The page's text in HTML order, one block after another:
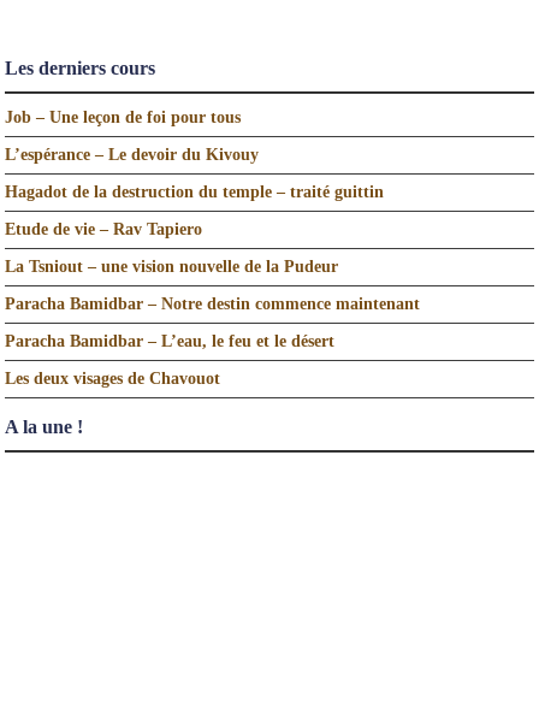
Les derniers cours
Job – Une leçon de foi pour tous
L’espérance – Le devoir du Kivouy
Hagadot de la destruction du temple – traité guittin
Etude de vie – Rav Tapiero
La Tsniout – une vision nouvelle de la Pudeur
Paracha Bamidbar – Notre destin commence maintenant
Paracha Bamidbar – L’eau, le feu et le désert
Les deux visages de Chavouot
A la une !